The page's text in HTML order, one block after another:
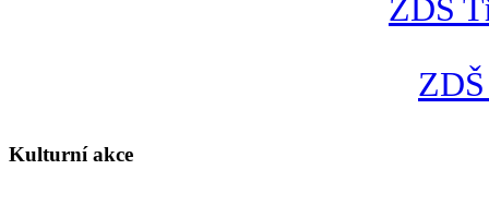
ZDŠ
Kulturní akce